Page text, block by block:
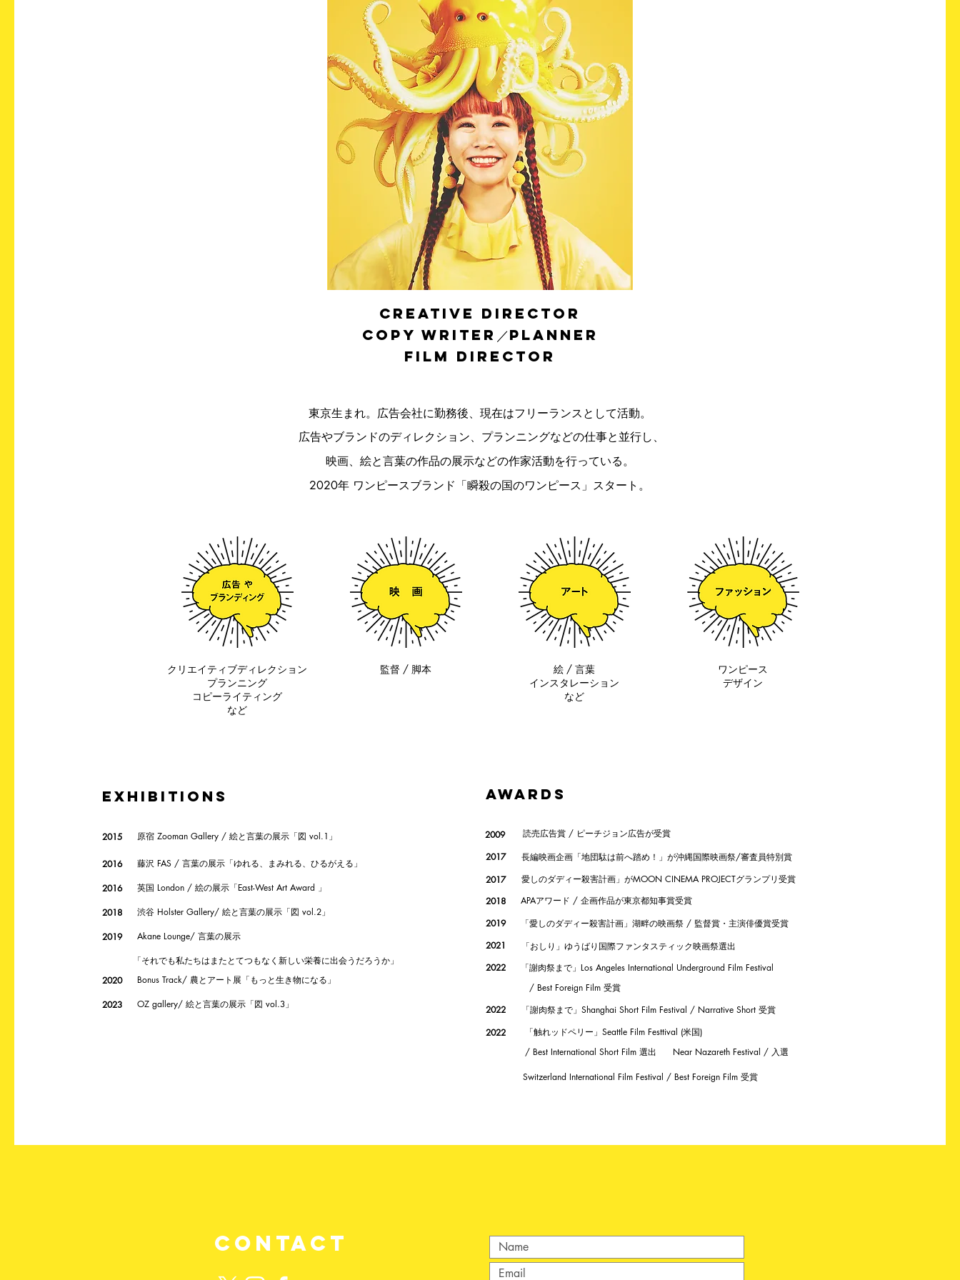
creative director
COPY WRITER／PLANNER
FILM DIRECTOR
東京生まれ。広告会社に勤務後、現在はフリーランスとして活動。
広告やブランドのディレクション、プランニングなどの仕事と並行し、
映画、絵と言葉の作品の展示などの作家活動を行っている。
2020年 ワンピースブランド「瞬殺の国のワンピース」スタート。
クリエイティブディレクション
プランニング
コピーライティング
​など
監督 / 脚本
絵 / 言葉
インスタレーション
など
ワンピース
​デザイン
EXHIBITIONS
2015 原宿 Zooman Gallery / 絵と言葉の展示「図 vol.1」
2016 藤沢 FAS / 言葉の展示「ゆれる、まみれる、ひるがえる」
2016 英国 London / 絵の展示「East-West Art Award 」
2018 渋谷 Holster Gallery/ 絵と言葉の展示「図 vol.2」
2019
Akane Lounge/ 言葉の展示
「それでも私たちはまたとてつもなく新しい栄養に出会うだろうか」
2020
Bonus Track/ 農とアート展「もっと生き物になる」
2023 OZ gallery/ 絵と言葉の展示「図 vol.3」
AWARDS
2009
読売広告賞 / ピーチジョン広告が受賞
2017
長編映画企画「地団駄は前へ踏め！」が沖縄国際映画祭/審査員特別賞
2017
愛しのダディー殺害計画」がMOON CINEMA PROJECTグランプリ受賞
2018
APAアワード / 企画作品が東京都知事賞受賞
2019
「愛しのダディー殺害計画」湖畔の映画祭 / 監督賞・主演俳優賞受賞
2021
「おしり」ゆうばり国際ファンタスティック映画祭選出
2022
「謝肉祭まで」Los Angeles International Underground Film Festival
/ Best Foreign Film 受賞
2022
「謝肉祭まで」Shanghai Short Film Festival / Narrative Short 受賞
2022
「触れッドペリー」Seattle Film Festtival (米国)
/ Best International Short Film 選出
Near Nazareth Festival / 入選
Switzerland International Film Festival / Best Foreign Film 受賞
CONTACT